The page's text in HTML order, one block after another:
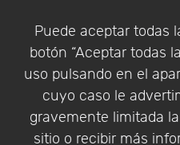
Puede aceptar todas
botón “Aceptar todas
uso pulsando en el
cuyo caso le
gravemente limitada
sitio o recibir más
Empresa|Aviso Legal|
Política